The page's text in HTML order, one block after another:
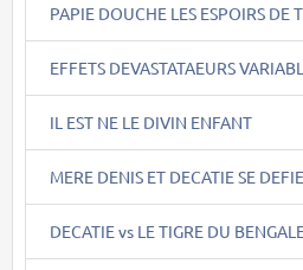
PAPIE DOUCHE LES ESPOIRS DE
EFFETS DEVASTATAEURS
IL EST NE LE DIVIN ENFANT
MERE DENIS ET DECATIE SE DEFIE
DECATIE vs LE TIGRE DU BENGALE